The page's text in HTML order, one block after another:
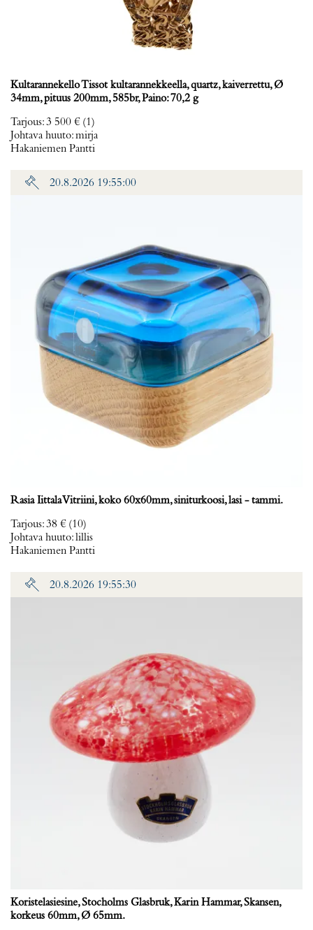
Kultarannekello Tissot kultarannekkeella, quartz, kaiverrettu, Ø
34mm, pituus 200mm, 585br, Paino: 70,2 g
Tarjous:3 500 € (1)
Johtava huuto:mirja
Hakaniemen Pantti
20.8.2026 19:55:00
Rasia Iittala Vitriini, koko 60x60mm, siniturkoosi, lasi - tammi.
Tarjous:38 € (10)
Johtava huuto:lillis
Hakaniemen Pantti
20.8.2026 19:55:30
Koristelasiesine, Stocholms Glasbruk, Karin Hammar, Skansen,
korkeus 60mm, Ø 65mm.